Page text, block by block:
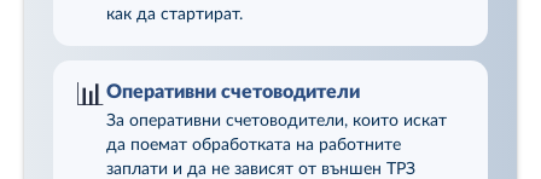
как да стартират.
📊 Оперативни счетоводители
За оперативни счетоводители, които искат
да поемат обработката на работните
заплати и да не зависят от външен ТРЗ